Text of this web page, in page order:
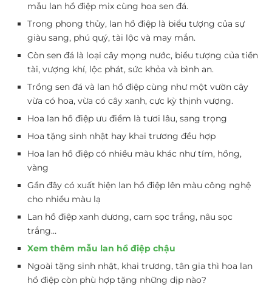
mẫu lan hồ điệp mix cùng hoa sen đá.
Trong phong thủy, lan hồ điệp là biểu tượng của sự
giàu sang, phú quý, tài lộc và may mắn.
Còn sen đá là loại cây mọng nước, biểu tượng của tiền
tài, vượng khí, lộc phát, sức khỏa và bình an.
Trồng sen đá và lan hồ điệp cùng như một vườn cây
vừa có hoa, vừa có cây xanh, cực kỳ thịnh vượng.
Hoa lan hồ điệp ưu điểm là tươi lâu, sang trọng
Hoa tặng sinh nhật hay khai trương đều hợp
Hoa lan hồ điệp có nhiều màu khác như tím, hồng,
vàng
Gần đây có xuất hiện lan hồ điệp lên màu công nghệ
cho nhiều màu lạ
Lan hồ điệp xanh dương, cam sọc trắng, nâu sọc
trắng…
Xem thêm mẫu lan hồ điệp chậu
Ngoài tặng sinh nhật, khai trương, tân gia thì hoa lan
hồ điệp còn phù hợp tặng những dịp nào?